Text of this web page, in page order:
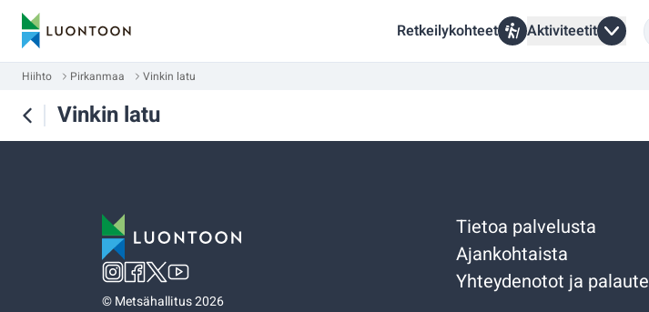
Retkeilykohteet Aktiviteetit
Hiihto Pirkanmaa Vinkin latu
Vinkin latu
©Metsähallitus 2026
Tietoa palvelusta
Ajankohtaista
Yhteydenotot ja palaute